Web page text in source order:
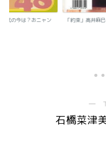
代の今は？おニャン
「約束」高井麻
―
石橋菜